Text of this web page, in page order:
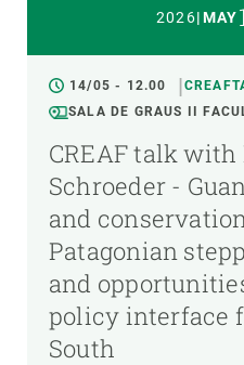
2026|MAY
14/05 - 12.00
SALA DE GRAUS II
CREAF talk
Schroeder -
and
Patagonian
and
policy interface
South